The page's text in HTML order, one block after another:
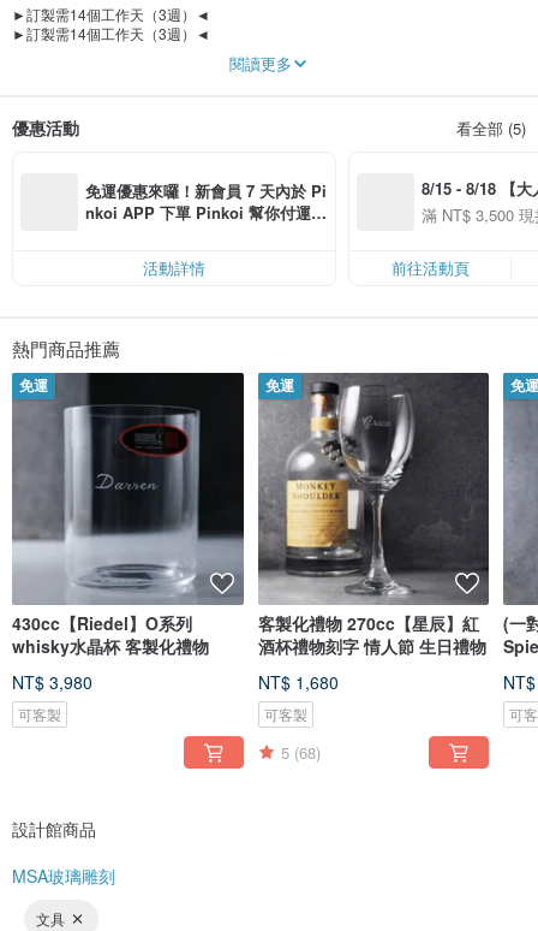
►訂製需14個工作天（3週）◄
►訂製需14個工作天（3週）◄
價格全都是訂製價不是零售價
酒杯玻璃皆由該品牌製造生產
產地為世界各國暫定標示台灣
想詢問酒杯品牌資訊歡迎留言
－－－－不是雷雕－－－－
－－－－不是雷雕－－－－
► 只訂製。不零售不代刻 ◄
► 有草稿。需要一點時間 ◄
► 急送禮。先確認收件日 ◄
► 訂製價。不是零售價格 ◄
► 是正品。正規品牌進口 ◄
《符合Pinkoi商品販售政策》
MSA非直接販售其他品牌商品
是經過雕刻師手工刻在玻璃上
自行創作內容或依照客戶需求
客製化而成的作品。
《MSA玻璃雕刻品牌說明》
2012年在台灣創立MSA工藝
品牌，設計師10年以上資歷
只專注手工雕刻創作並發表
販售作品。
．企業活動玻璃雕刻講師
．國際水晶品牌合作雕刻師
《公開作品與肖像權說明》
僅將少數精選作品進行專業
的支持讓更多人可以欣賞玻
璃雕刻的精彩工藝。
或已公開作品可後續告知會
閱讀更多
優惠活動 看全部 (5)
免運優惠來囉！新會員 7 天內於 Pi
nkoi APP 下單 Pinkoi 幫你付運
活動詳情
8/15 - 8/18 【大
季】滿
50
滿 NT$ 3,500
前往活動頁
熱門商品推薦
免運
430cc【Riedel】O系列
whisky水晶杯 客製化禮物
NT$ 3,980
可客製
免運
客製化禮物 270cc【星辰】紅
酒杯禮物刻字 情人節 生日禮物
NT$ 1,680
可客製
5 (68)
免
(一
可
設計館商品
MSA玻璃雕刻
文具